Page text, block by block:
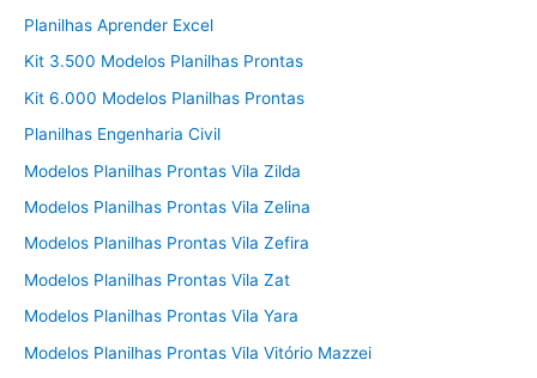
Planilhas Aprender Excel
Kit 3.500 Modelos Planilhas Prontas
Kit 6.000 Modelos Planilhas Prontas
Planilhas Engenharia Civil
Modelos Planilhas Prontas Vila Zilda
Modelos Planilhas Prontas Vila Zelina
Modelos Planilhas Prontas Vila Zefira
Modelos Planilhas Prontas Vila Zat
Modelos Planilhas Prontas Vila Yara
Modelos Planilhas Prontas Vila Vitório Mazzei